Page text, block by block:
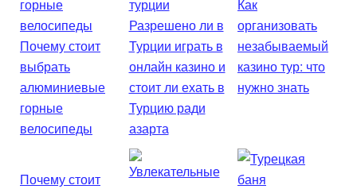
Почему стоит
выбрать
алюминиевые
горные
велосипеды
Разрешено ли в
Турции играть в
онлайн казино и
стоит ли ехать в
Турцию ради
азарта
Как
организовать
незабываемый
казино тур: что
нужно знать
Почему стоит